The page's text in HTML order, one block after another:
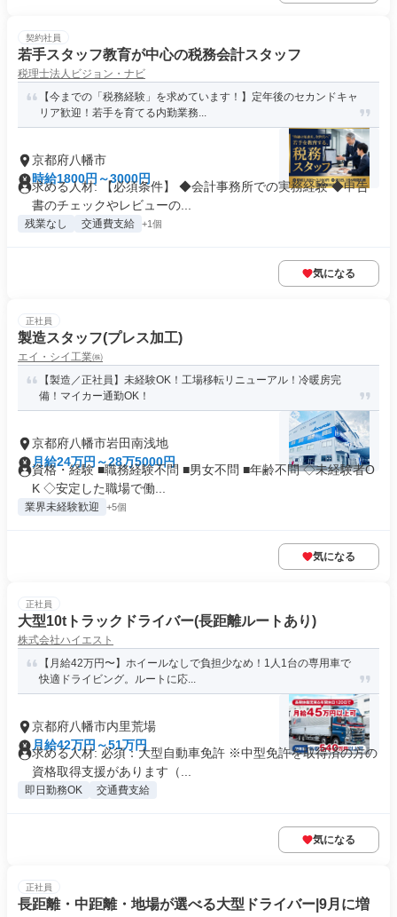
契約社員
若手スタッフ教育が中心の税務会計スタッフ
税理士法人ビジョン・ナビ
【今までの「税務経験」を求めています！】定年後のセカンドキャ
リア歓迎！若手を育てる内勤業務...
京都府八幡市
時給1800円～3000円
求める人材: 【必須条件】 ◆会計事務所での実務経験 ◆申告
書のチェックやレビューの...
残業なし 交通費支給 +1個
気になる
正社員
製造スタッフ(プレス加工)
エイ・シイ工業㈱
【製造／正社員】未経験OK！工場移転リニューアル！冷暖房完
備！マイカー通勤OK！
京都府八幡市岩田南浅地
月給24万円～28万5000円
資格・経験 ■職務経験不問 ■男女不問 ■年齢不問 ◇未経験者O
K ◇安定した職場で働...
業界未経験歓迎 +5個
気になる
正社員
大型10tトラックドライバー(長距離ルートあり)
株式会社ハイエスト
【月給42万円〜】ホイールなしで負担少なめ！1人1台の専用車で
快適ドライビング。ルートに応...
京都府八幡市内里荒場
月給42万円～51万円
求める人材: 必須：大型自動車免許 ※中型免許を取得済の方の
資格取得支援があります（...
即日勤務OK 交通費支給
気になる
正社員
長距離・中距離・地場が選べる大型ドライバー|9月に増